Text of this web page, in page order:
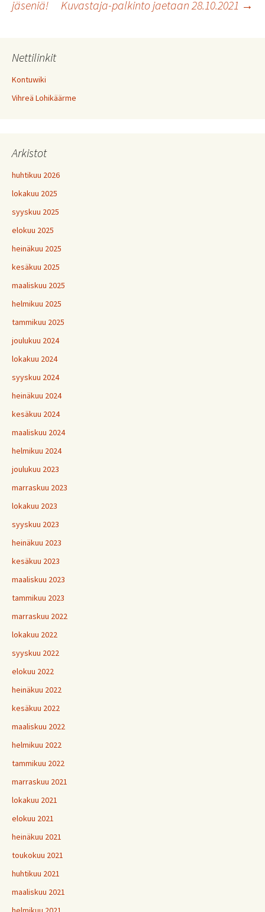
selaus
jäseniä!
Kuvastaja-palkinto jaetaan 28.10.2021 →
Nettilinkit
Kontuwiki
Vihreä Lohikäärme
Arkistot
huhtikuu 2026
lokakuu 2025
syyskuu 2025
elokuu 2025
heinäkuu 2025
kesäkuu 2025
maaliskuu 2025
helmikuu 2025
tammikuu 2025
joulukuu 2024
lokakuu 2024
syyskuu 2024
heinäkuu 2024
kesäkuu 2024
maaliskuu 2024
helmikuu 2024
joulukuu 2023
marraskuu 2023
lokakuu 2023
syyskuu 2023
heinäkuu 2023
kesäkuu 2023
maaliskuu 2023
tammikuu 2023
marraskuu 2022
lokakuu 2022
syyskuu 2022
elokuu 2022
heinäkuu 2022
kesäkuu 2022
maaliskuu 2022
helmikuu 2022
tammikuu 2022
marraskuu 2021
lokakuu 2021
elokuu 2021
heinäkuu 2021
toukokuu 2021
huhtikuu 2021
maaliskuu 2021